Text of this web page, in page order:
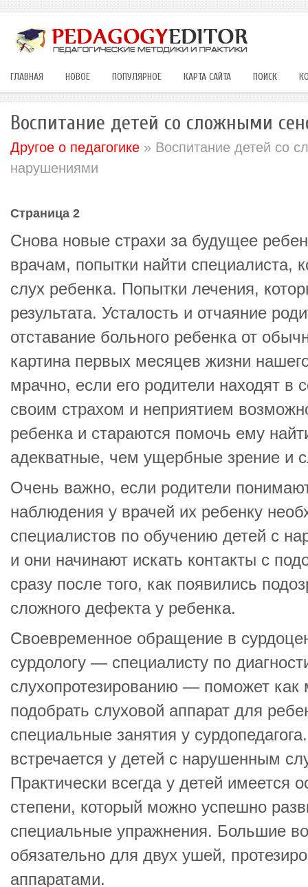
ГЛАВНАЯ НОВОЕ ПОПУЛЯРНОЕ КАРТА САЙТА ПОИСК
Воспитание детей со сложными
Другое о педагогике » Воспитание детей со
нарушениями
Страница 2
Снова новые страхи за будущее
врачам, попытки найти специалиста,
слух ребенка. Попытки лечения,
результата. Усталость и отчаяние
отставание больного ребенка от
картина первых месяцев жизни
мрачно, если его родители находят в
своим страхом и неприятием
ребенка и стараются помочь ему
адекватные, чем ущербные зрение и
Очень важно, если родители
наблюдения у врачей их ребенку
специалистов по обучению детей с
и они начинают искать контакты с
сразу после того, как появились
сложного дефекта у ребенка.
Своевременное обращение в
сурдологу — специалисту по
слухопротезированию — поможет
подобрать слуховой аппарат для
специальные занятия у
встречается у детей с нарушенным
Практически всегда у детей имеется
степени, который можно успешно
специальные упражнения. Большие
обязательно для двух ушей,
аппаратами.